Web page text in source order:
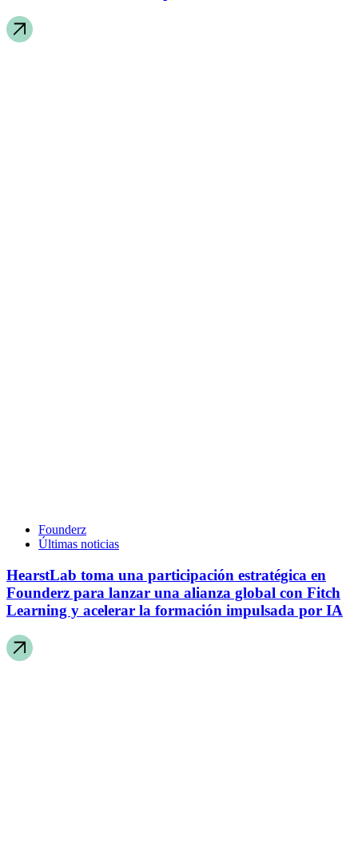
Founderz
Últimas noticias
HearstLab toma una participación estratégica en
Founderz para lanzar una alianza global con Fitch
Learning y acelerar la formación impulsada por IA